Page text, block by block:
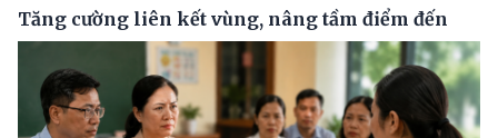
Tăng cường liên kết vùng, nâng tầm điểm đến